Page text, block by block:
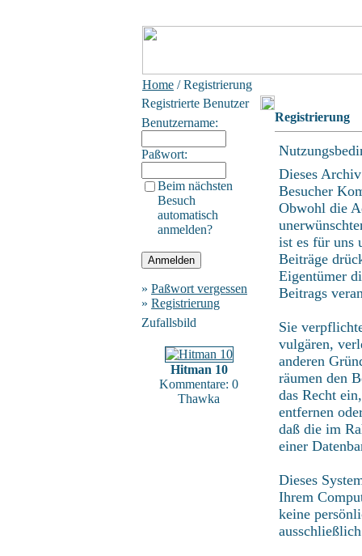
Home / Registrierung
Registrierte Benutzer
Benutzername:
Paßwort:
Beim nächsten
Besuch
automatisch
anmelden?
» Paßwort vergessen
» Registrierung
Zufallsbild
Hitman 10
Kommentare: 0
Thawka
Registrierung
Dieses
Besucher
Obwohl die
ist es für uns
Beiträge
Eigentümer
Beitrags
Sie
vulgären,
anderen
räumen den
das Recht
entfernen
daß die im
einer
Dieses
Ihrem
keine